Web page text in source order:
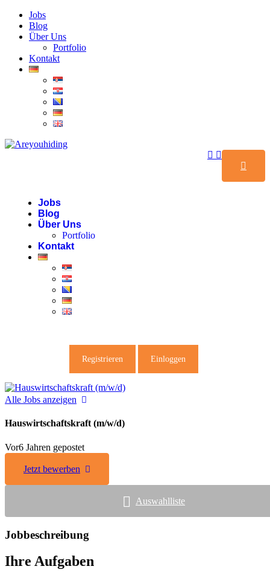
Jobs
Blog
Über Uns
Portfolio
Kontakt
Jobs
Blog
Über Uns
Portfolio
Kontakt
Registrieren Einloggen
Alle Jobs anzeigen
Hauswirtschaftskraft (m/w/d)
Vor6 Jahren gepostet
Jetzt bewerben
Auswahlliste
Jobbeschreibung
Ihre Aufgaben